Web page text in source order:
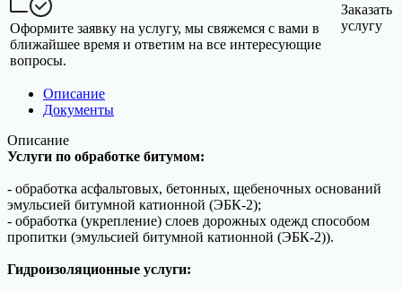
Оформите заявку на услугу, мы свяжемся с вами в
ближайшее время и ответим на все интересующие
вопросы.
Заказать
услугу
Описание
Документы
Описание
Услуги по обработке битумом:
- обработка асфальтовых, бетонных, щебеночных оснований
эмульсией битумной катионной (ЭБК-2);
- обработка (укрепление) слоев дорожных одежд способом
пропитки (эмульсией битумной катионной (ЭБК-2)).
Гидроизоляционные услуги: